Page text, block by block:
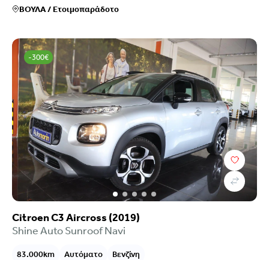
ΒΟΥΛΑ/Ετοιμοπαράδοτο
-300€
Citroen C3 Aircross (2019)
Shine Auto Sunroof Navi
83.000km Αυτόματο Βενζίνη